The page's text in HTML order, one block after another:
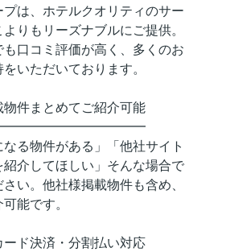
プは、ホテルクオリティのサー
りもリーズナブルにご提供。
も口コミ評価が高く、多くのお
いただいております。
件まとめてご紹介可能
なる物件がある」「他社サイト
紹介してほしい」そんな場合で
い。他社様掲載物件も含め、
能です。
ド決済・分割払い対応